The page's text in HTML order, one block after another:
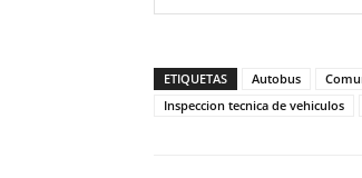
ETIQUETAS Autobus
Inspeccion tecnica de vehiculos